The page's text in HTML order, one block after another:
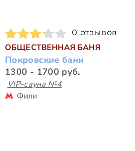
0 отзывов
ОБЩЕСТВЕННАЯ БАНЯ
Покровские бани
1300 - 1700 руб.
VIP-сауна №4
Фили